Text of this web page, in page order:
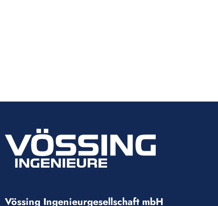
Vössing Ingenieurgesellschaft mbH